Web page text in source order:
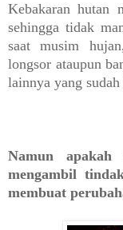
Kebakaran hutan
sehingga tidak
saat musim
longsor ataupun
lainnya yang
Namun
mengambil
membuat